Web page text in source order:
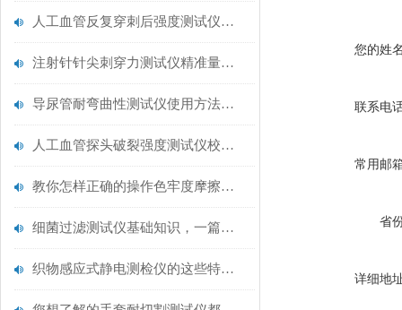
人工血管反复穿刺后强度测试仪是什么？透析患者的“生命管“质量靠它把关！
注射针针尖刺穿力测试仪精准量化针尖锋利度，构筑临床安全防线
导尿管耐弯曲性测试仪使用方法与操作规范
人工血管探头破裂强度测试仪校准规范：精准赋能医疗安全的技术基准
教你怎样正确的操作色牢度摩擦测试机
细菌过滤测试仪基础知识，一篇搞定
织物感应式静电测检仪的这些特点很少有人都知道
您的姓
联系电
常用邮
省
详细地